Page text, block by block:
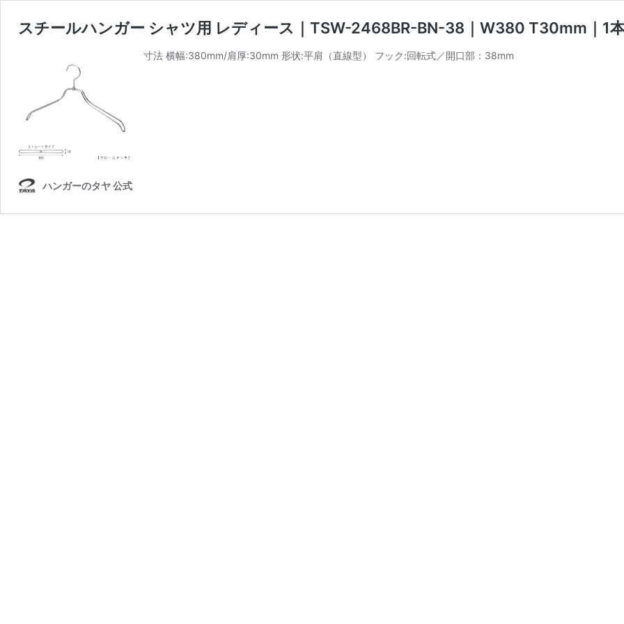
スチールハンガー シャツ用 レディース｜TSW-2468BR-BN-38｜W380 T30mm｜1
寸法 横幅:380mm/肩厚:30mm 形状:平肩（直線型） フック:回転式／開口部：38mm
ハンガーのタヤ 公式